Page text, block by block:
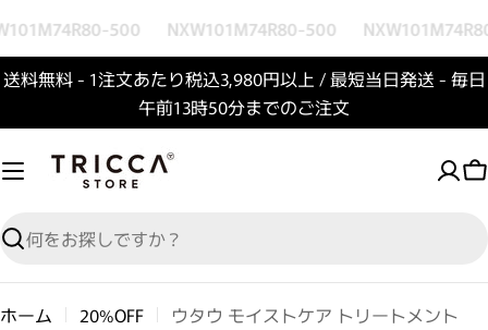
500 NXW101M74R80-500
送料無料 - 1注文あたり税込3,980円以上 / 最短当日発送 - 毎日
午前13時50分までのご注文
検索
ホーム 20%OFF
ウタウ モイストケア トリートメント